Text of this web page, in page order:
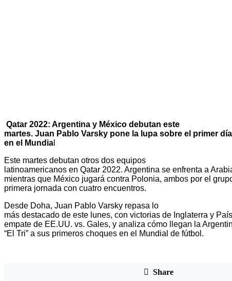
Qatar 2022: Argentina y México debutan este
martes. Juan Pablo Varsky pone la lupa sobre el primer
en el Mundia
Este martes debutan otros dos equipos
latinoamericanos en Qatar 2022. Argentina se enfrenta a
mientras que México jugará contra Polonia, ambos por el
primera jornada con cuatro encuentros.
Desde Doha, Juan Pablo Varsky repasa lo
más destacado de este lunes, con victorias de Inglaterra y
empate de EE.UU. vs. Gales, y analiza cómo llegan la
“El Tri” a sus primeros choques en el Mundial de fútbol.
Share